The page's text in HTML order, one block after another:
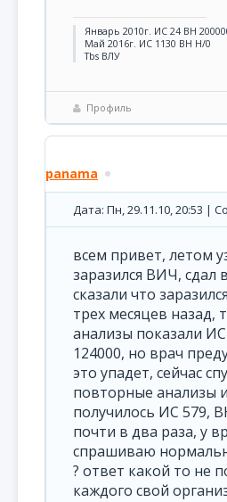
Январь 2010г. ИС 24 ВН
Май 2016г. ИС 1130 ВН Н/0
Tbs ВЛУ
Профиль
panama
Дата: Пн, 29.11.10, 20:53 |
всем привет, летом
заразился ВИЧ, сдал
сказали что
трех месяцев назад,
анализы показали
124000, но врач
это упадет, сейчас
повторные анализы
получилось ИС 579,
почти в два раза, у
спрашиваю
? ответ какой то не
каждого свой